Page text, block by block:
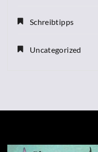
Schreibtipps
Uncategorized